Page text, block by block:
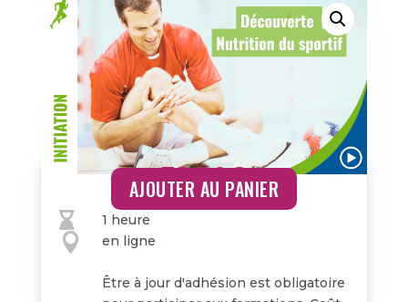
des fonctions dans le secteur
de la santé connectée.
39,00€
AJOUTER AU PANIER
 1 heure
 en ligne
Être à jour d'adhésion est obligatoire